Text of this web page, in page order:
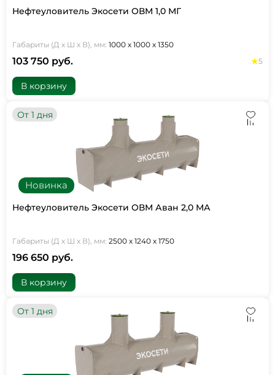
Нефтеуловитель Экосети ОВМ 1,0 МГ
Габариты (Д х Ш х В), мм: 1000 х 1000 х 1350
103 750 руб. 5
В корзину
Новинка
От 1 дня
Нефтеуловитель Экосети ОВМ Аван 2,0 МА
Габариты (Д х Ш х В), мм: 2500 х 1240 х 1750
196 650 руб.
В корзину
От 1 дня